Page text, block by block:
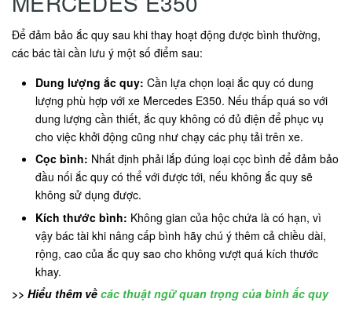
Để đảm bảo ắc quy sau khi thay hoạt động được bình thường,
các bác tài cần lưu ý một số điểm sau:
Dung lượng ắc quy: Cần lựa chọn loại ắc quy có dung
lượng phù hợp với xe Mercedes E350. Nếu thấp quá so với
dung lượng cần thiết, ắc quy không có đủ điện để phục vụ
cho việc khởi động cũng như chạy các phụ tải trên xe.
Cọc bình: Nhất định phải lắp đúng loại cọc bình để đảm bảo
đầu nối ắc quy có thể với được tới, nếu không ắc quy sẽ
không sử dụng được.
Kích thước bình: Không gian của hộc chứa là có hạn, vì
vậy bác tài khi nâng cấp bình hãy chú ý thêm cả chiều dài,
rộng, cao của ắc quy sao cho không vượt quá kích thước
khay.
>> Hiểu thêm về các thuật ngữ quan trọng của bình ắc quy